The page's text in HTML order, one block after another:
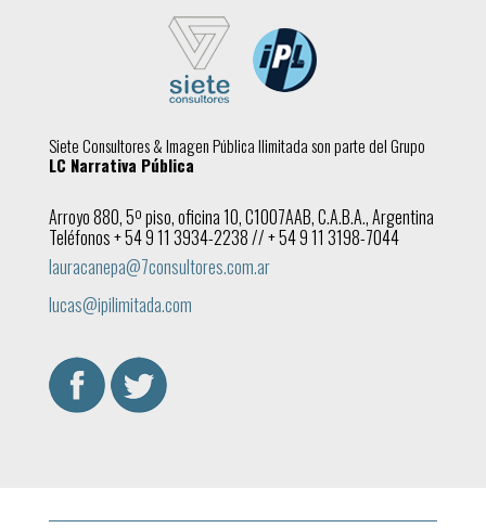
Siete Consultores & Imagen Pública Ilimitada son parte del Grupo
LC Narrativa Pública
Arroyo 880, 5º piso, oficina 10, C1007AAB, C.A.B.A., Argentina
Teléfonos + 54 9 11 3934-2238 // + 54 9 11 3198-7044
lauracanepa@7consultores.com.ar
lucas@ipilimitada.com